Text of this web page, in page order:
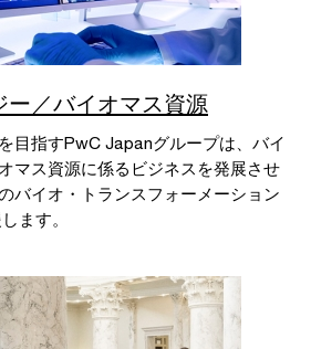
／バイオマス資源
目指すPwC Japanグループは、バイ
マス資源に係るビジネスを発展させ
バイオ・トランスフォーメーション
ます。